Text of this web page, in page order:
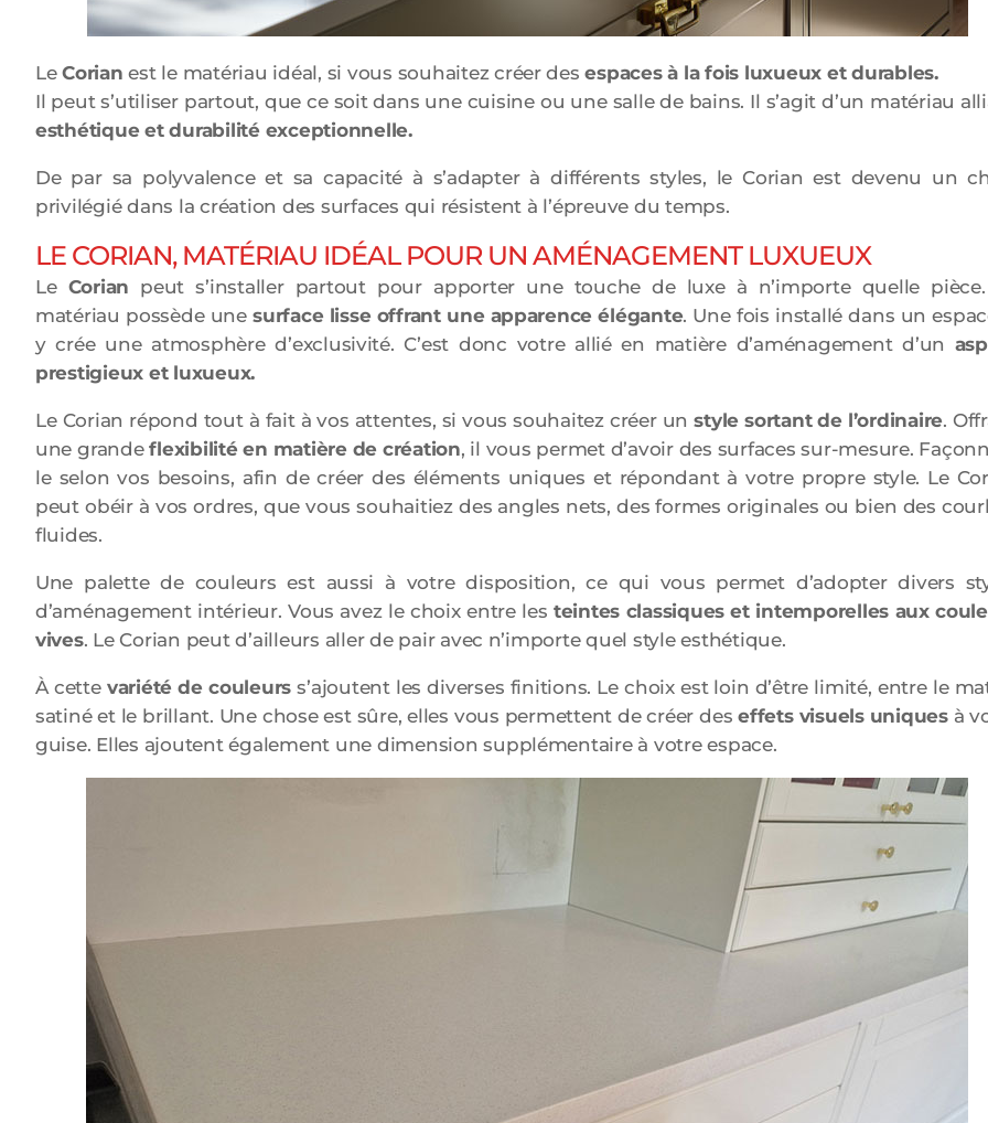
LeCorian est le matériau idéal, si vous souhaitez créer desespaces à la fois luxueux et durables.
Il peut s’utiliser partout, que ce soit dans une cuisine ou une salle de bains. Il s’agit d’un matériau
esthétique et durabilité exceptionnelle.
De par sa polyvalence et sa capacité à s’adapter à différents styles, le Corian est devenu un
privilégié dans la création des surfaces qui résistent à l’épreuve du temps.
LE CORIAN, MATÉRIAU IDÉAL POUR UN AMÉNAGEMENT LUXUEUX
LeCorian peut s’installer partout pour apporter une touche de luxe à n’importe quelle
matériau possède unesurface lisse offrant une apparence élégante. Une fois installé dans un
y crée une atmosphère d’exclusivité. C’est donc votre allié en matière d’aménagement d’un
prestigieux et luxueux.
Le Corian répond tout à fait à vos attentes, si vous souhaitez créer unstyle sortant de l’ordinaire.
une grandeflexibilité en matière de création, il vous permet d’avoir des surfaces sur-mesure.
le selon vos besoins, afin de créer des éléments uniques et répondant à votre propre style. Le
peut obéir à vos ordres, que vous souhaitiez des angles nets, des formes originales ou bien des
fluides.
Une palette de couleurs est aussi à votre disposition, ce qui vous permet d’adopter divers
d’aménagement intérieur. Vous avez le choix entre les teintes classiques et intemporelles aux
vives. Le Corian peut d’ailleurs aller de pair avec n’importe quel style esthétique.
À cettevariété de couleurs s’ajoutent les diverses finitions. Le choix est loin d’être limité, entre le
satiné et le brillant. Une chose est sûre, elles vous permettent de créer deseffets visuels uniquesà
guise. Elles ajoutent également une dimension supplémentaire à votre espace.